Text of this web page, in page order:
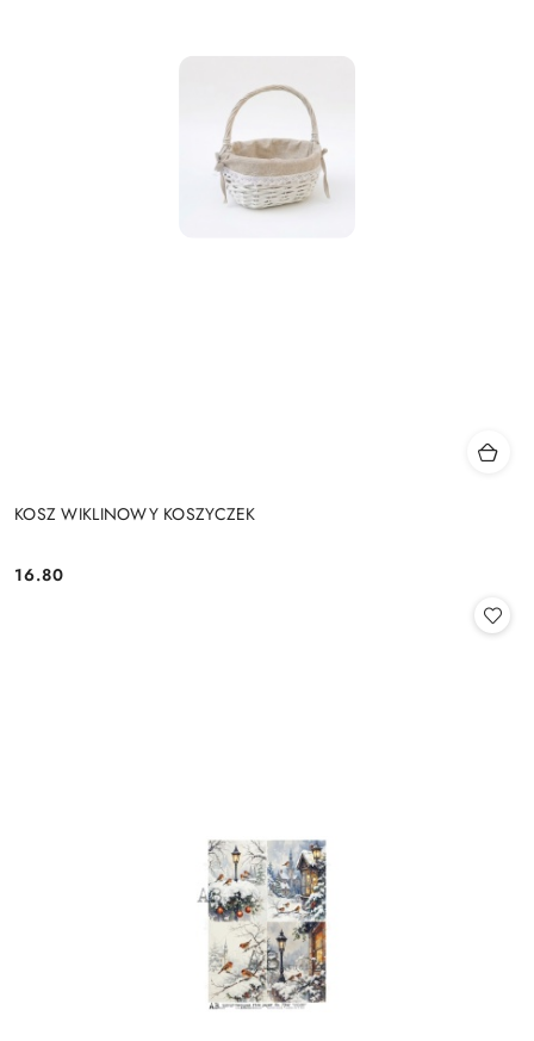
KOSZ WIKLINOWY KOSZYCZEK
Cena:
16.80